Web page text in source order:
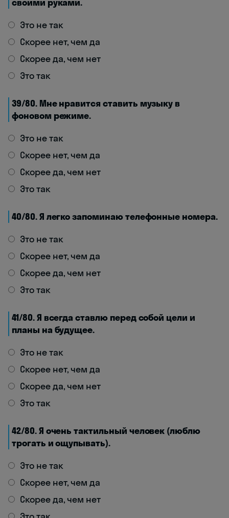
Это не так
Скорее нет, чем да
Скорее да, чем нет
Это так
39/80. Мне нравится ставить музыку в
фоновом режиме.
Это не так
Скорее нет, чем да
Скорее да, чем нет
Это так
40/80. Я легко запоминаю телефонные номера.
Это не так
Скорее нет, чем да
Скорее да, чем нет
Это так
41/80. Я всегда ставлю перед собой цели и
планы на будущее.
Это не так
Скорее нет, чем да
Скорее да, чем нет
Это так
42/80. Я очень тактильный человек (люблю
трогать и ощупывать).
Это не так
Скорее нет, чем да
Скорее да, чем нет